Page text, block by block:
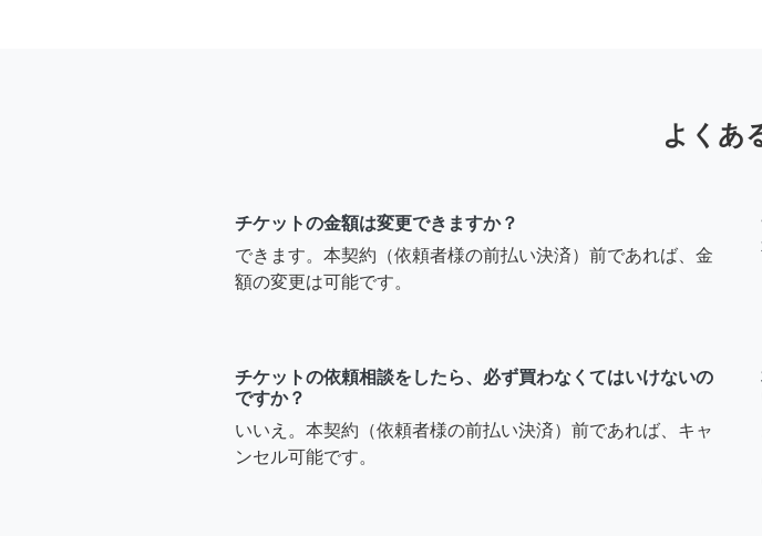
よくあ
チケットの金額は変更できますか？
できます。本契約（依頼者様の前払い決済）前であれば、金
額の変更は可能です。
チケットの依頼相談をしたら、必ず買わなくてはいけないの
ですか？
いいえ。本契約（依頼者様の前払い決済）前であれば、キャ
ンセル可能です。